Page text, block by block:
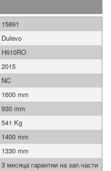
15891
Dulevo
H610RO
2015
NC
1600 mm
930 mm
541 Kg
1400 mm
1330 mm
3 месяца гарантии на зап.части